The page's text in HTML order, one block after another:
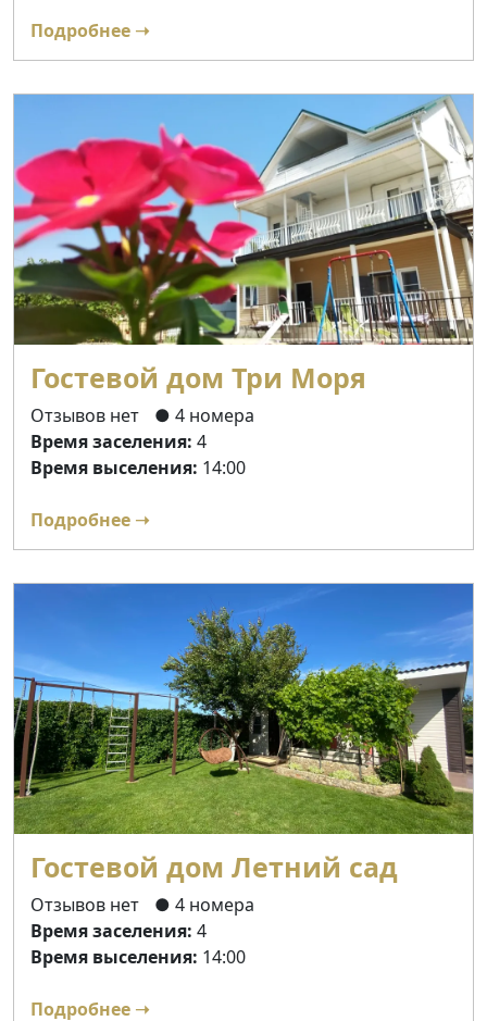
Подробнее ➝
Гостевой дом Три Моря
Отзывов нет
● 4 номера
Время заселения: 4
Время выселения: 14:00
Подробнее ➝
Гостевой дом Летний сад
Отзывов нет
● 4 номера
Время заселения: 4
Время выселения: 14:00
Подробнее ➝